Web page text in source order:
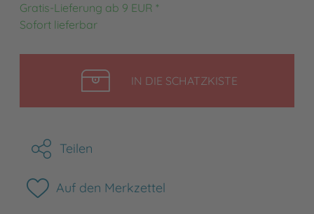
Gratis-Lieferung ab 9 EUR *
Sofort lieferbar
IN DIE SCHATZKISTELEGEN
Teilen
Auf den Merkzettel